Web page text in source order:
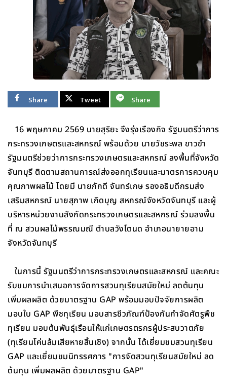
Share Tweet Share
16 พฤษภาคม 2569 นายสุริยะ จึงรุ่งเรืองกิจ รัฐมนตรีว่าการ
กระทรวงเกษตรและสหกรณ์ พร้อมด้วย นายวัชระพล ขาวขำ
รัฐมนตรีช่วยว่าการกระทรวงเกษตรและสหกรณ์ ลงพื้นที่จังหวัด
จันทบุรี ติดตามสถานการณ์ส่งออกทุเรียนและมาตรการควบคุม
คุณภาพผลไม้ โดยมี นายภักดี จันทร์เกษ รองอธิบดีกรมส่ง
เสริมสหกรณ์ นายสุภาพ เกิดบุญ สหกรณ์จังหวัดจันทบุรี และผู้
บริหารหน่วยงานสังกัดกระทรวงเกษตรและสหกรณ์ ร่วมลงพื้น
ที่ ณ สวนผลไม้พรรณมณี ตำบลวังโตนด อำเภอนายายอาม
จังหวัดจันทบุรี
ในการนี้ รัฐมนตรีว่าการกระทรวงเกษตรและสหกรณ์ และคณะ
รับชมการนำเสนอการจัดการสวนทุเรียนสมัยใหม่ ลดต้นทุน
เพิ่มผลผลิต ด้วยมาตรฐาน GAP พร้อมมอบปัจจัยการผลิต
มอบใบ GAP พืชทุเรียน มอบสารชีวภัณฑ์ป้องกันกำจัดศัตรูพืช
ทุเรียน มอบต้นพันธุ์เรือนให้แก่เกษตรตรกรผู้ประสบวาตภัย
(ทุเรียนโค่นล้มเสียหายสิ้นเชิง) จากนั้น ได้เยี่ยมชมสวนทุเรียน
GAP และเยี่ยมชมนิทรรศการ "การจัดสวนทุเรียนสมัยใหม่ ลด
ต้นทุน เพิ่มผลผลิต ด้วยมาตรฐาน GAP"